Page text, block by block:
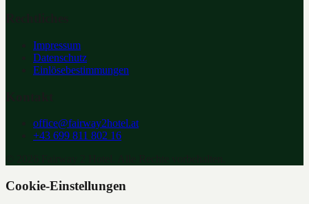
Impressum
Datenschutz
Einlösebestimmungen
office@fairway2hotel.at
+43 699 811 802 16
Cookie-Einstellungen